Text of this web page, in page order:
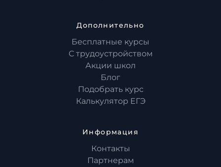
Дополнительно
Бесплатные курсы
С трудоустройством
Акции школ
Блог
Подобрать курс
Калькулятор ЕГЭ
Информация
Контакты
Партнерам